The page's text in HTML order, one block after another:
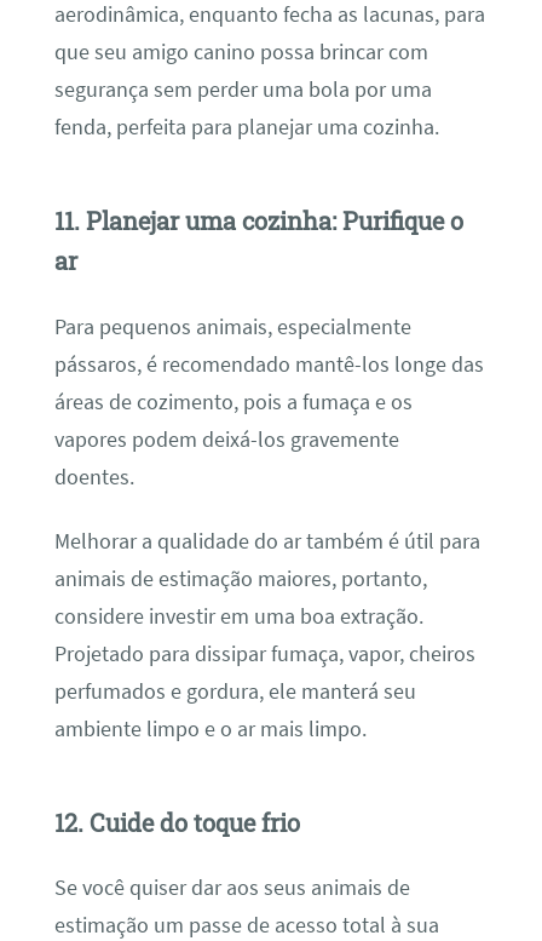
aerodinâmica, enquanto fecha as lacunas, para
que seu amigo canino possa brincar com
segurança sem perder uma bola por uma
fenda, perfeita para planejar uma cozinha.
11. Planejar uma cozinha: Purifique o
ar
Para pequenos animais, especialmente
pássaros, é recomendado mantê-los longe das
áreas de cozimento, pois a fumaça e os
vapores podem deixá-los gravemente
doentes.
Melhorar a qualidade do ar também é útil para
animais de estimação maiores, portanto,
considere investir em uma boa extração.
Projetado para dissipar fumaça, vapor, cheiros
perfumados e gordura, ele manterá seu
ambiente limpo e o ar mais limpo.
12. Cuide do toque frio
Se você quiser dar aos seus animais de
estimação um passe de acesso total à sua